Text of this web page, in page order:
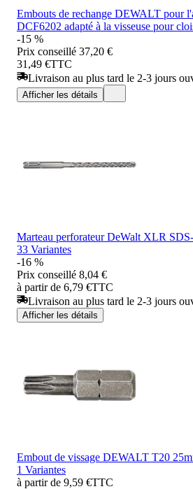
Embouts de rechange DEWALT pour
DCF6202 adapté à la visseuse pour
-15 %
Prix conseillé 37,20 €
31,49 €TTC
Livraison au plus tard le 2-3 jours
Afficher les détails
Marteau perforateur DeWalt XLR
33 Variantes
-16 %
Prix conseillé 8,04 €
à partir de 6,79 €TTC
Livraison au plus tard le 2-3 jours
Afficher les détails
Embout de vissage DEWALT T20
1 Variantes
à partir de 9,59 €TTC